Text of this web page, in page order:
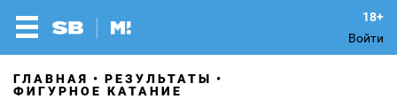
Войти
ГЛАВНАЯ
РЕЗУЛЬТАТЫ
ФИГУРНОЕ КАТАНИЕ